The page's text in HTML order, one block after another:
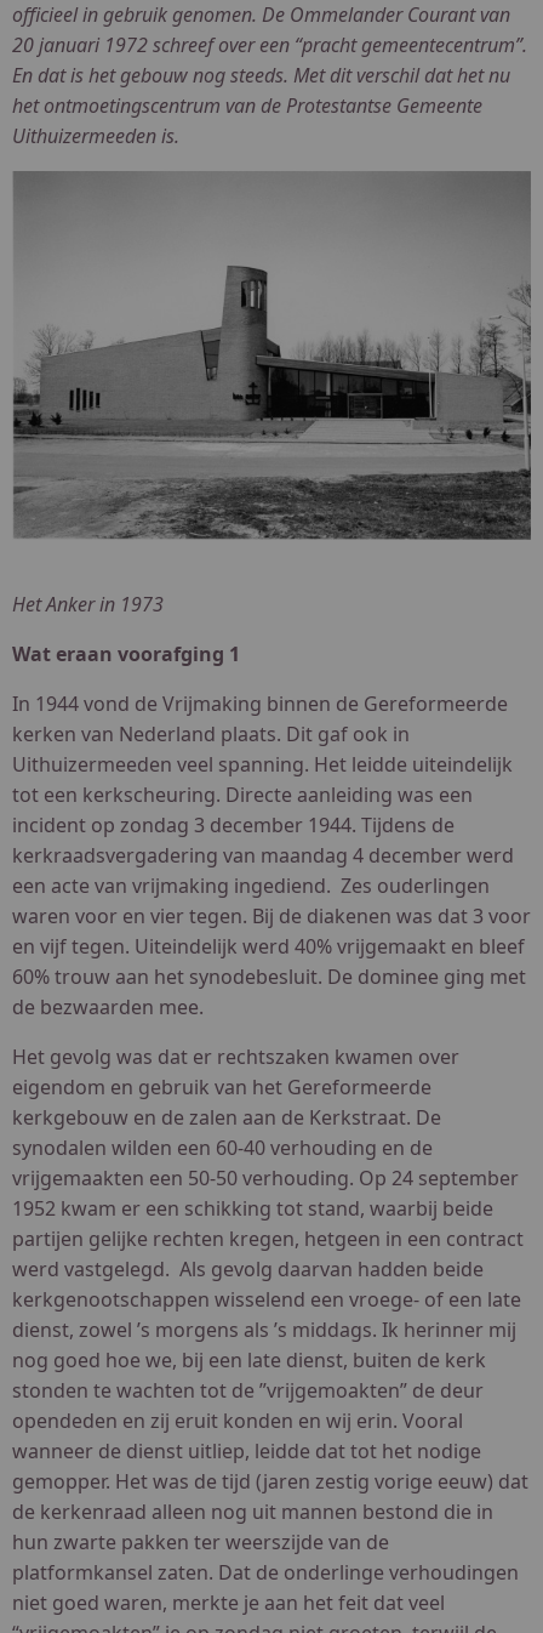
officieel in gebruik genomen. De Ommelander Courant van
20 januari 1972 schreef over een “pracht gemeentecentrum”.
En dat is het gebouw nog steeds. Met dit verschil dat het nu
het ontmoetingscentrum van de Protestantse Gemeente
Uithuizermeeden is.
Het Anker in 1973
Wat eraan voorafging 1
In 1944 vond de Vrijmaking binnen de Gereformeerde
kerken van Nederland plaats. Dit gaf ook in
Uithuizermeeden veel spanning. Het leidde uiteindelijk
tot een kerkscheuring. Directe aanleiding was een
incident op zondag 3 december 1944. Tijdens de
kerkraadsvergadering van maandag 4 december werd
een acte van vrijmaking ingediend. Zes ouderlingen
waren voor en vier tegen. Bij de diakenen was dat 3 voor
en vijf tegen. Uiteindelijk werd 40% vrijgemaakt en bleef
60% trouw aan het synodebesluit. De dominee ging met
de bezwaarden mee.
Het gevolg was dat er rechtszaken kwamen over
eigendom en gebruik van het Gereformeerde
kerkgebouw en de zalen aan de Kerkstraat. De
synodalen wilden een 60-40 verhouding en de
vrijgemaakten een 50-50 verhouding. Op 24 september
1952 kwam er een schikking tot stand, waarbij beide
partijen gelijke rechten kregen, hetgeen in een contract
werd vastgelegd. Als gevolg daarvan hadden beide
kerkgenootschappen wisselend een vroege- of een late
dienst, zowel ’s morgens als ’s middags. Ik herinner mij
nog goed hoe we, bij een late dienst, buiten de kerk
stonden te wachten tot de ”vrijgemoakten” de deur
opendeden en zij eruit konden en wij erin. Vooral
wanneer de dienst uitliep, leidde dat tot het nodige
gemopper. Het was de tijd (jaren zestig vorige eeuw) dat
de kerkenraad alleen nog uit mannen bestond die in
hun zwarte pakken ter weerszijde van de
platformkansel zaten. Dat de onderlinge verhoudingen
niet goed waren, merkte je aan het feit dat veel